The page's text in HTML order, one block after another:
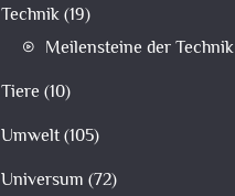
Technik(19)
Meilensteine der Technik
Tiere (10)
Umwelt(105)
Universum (72)